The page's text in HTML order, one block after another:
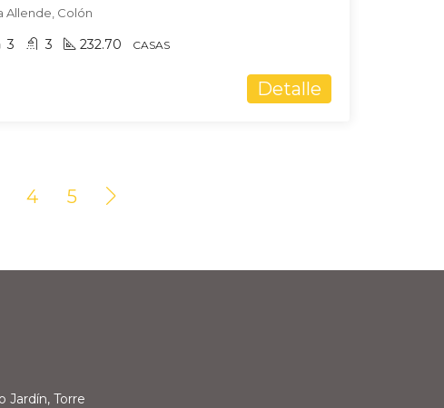
Allende, Colón
3 3 232.70 CASAS
Detalle
4 5
Jardín, Torre